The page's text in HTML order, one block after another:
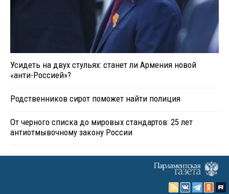
Усидеть на двух стульях: станет ли Армения новой
«анти-Россией»?
Родственников сирот поможет найти полиция
От черного списка до мировых стандартов: 25 лет
антиотмывочному закону России